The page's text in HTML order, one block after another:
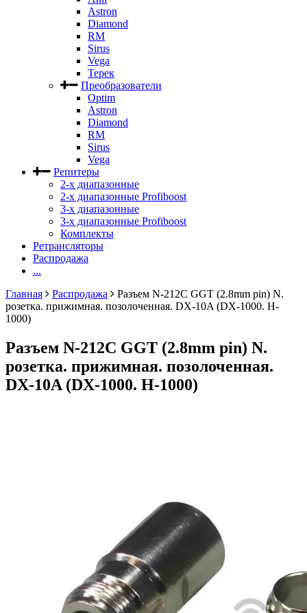
Astron
Diamond
RM
Sirus
Vega
Терек
Преобразователи
Optim
Astron
Diamond
RM
Sirus
Vega
Репитеры
2-х диапазонные
2-х диапазонные Profiboost
3-х диапазонные
3-х диапазонные Profiboost
Комплекты
Ретрансляторы
Распродажа
...
Главная
Распродажа
Разъем N-212C GGT (2.8mm pin) N.
розетка. прижимная. позолоченная. DХ-10A (DX-1000. H-
1000)
Разъем N-212C GGT (2.8mm pin) N.
розетка. прижимная. позолоченная.
DХ-10A (DX-1000. H-1000)